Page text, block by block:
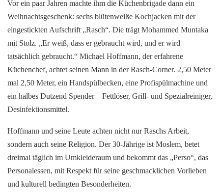
Vor ein paar Jahren machte ihm die Küchenbrigade dann ein
Weihnachtsgeschenk: sechs blütenweiße Kochjacken mit der
eingestickten Aufschrift „Rasch“. Die trägt Mohammed Muntaka
mit Stolz. „Er weiß, dass er gebraucht wird, und er wird
tatsächlich gebraucht.“ Michael Hoffmann, der erfahrene
Küchenchef, achtet seinen Mann in der Rasch‑Corner. 2,50 Meter
mal 2,50 Meter, ein Handspülbecken, eine Profispülmachine und
ein halbes Dutzend Spender – Fettlöser, Grill- und Spezialreiniger,
Desinfektionsmittel.
Hoffmann und seine Leute achten nicht nur Raschs Arbeit,
sondern auch seine Religion. Der 30-Jährige ist Moslem, betet
dreimal täglich im Umkleideraum und bekommt das „Perso“, das
Personalessen, mit Respekt für seine geschmacklichen Vorlieben
und kulturell bedingten Besonderheiten.